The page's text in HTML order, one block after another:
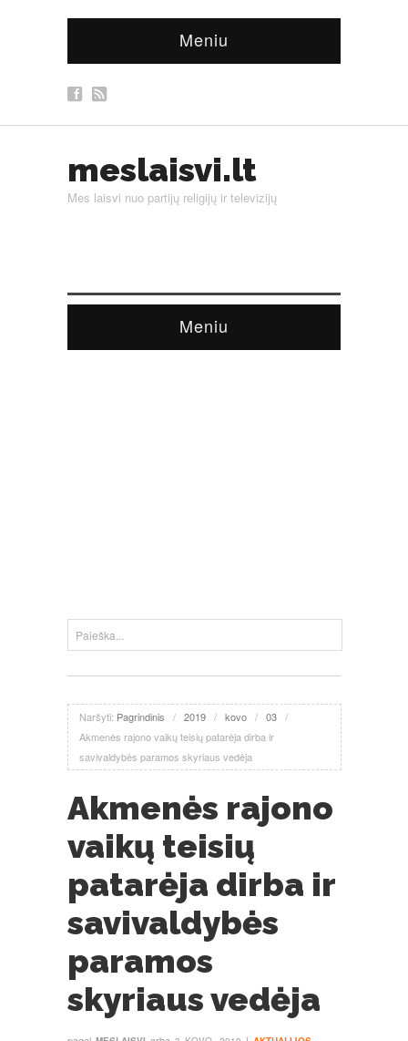
Meniu
meslaisvi.lt
Mes laisvi nuo partijų religijų ir televizijų
Meniu
Naršyti: Pagrindinis / 2019 / kovo / 03 /
Akmenės rajono vaikų teisių patarėja dirba ir
savivaldybės paramos skyriaus vedėja
Akmenės rajono
vaikų teisių
patarėja dirba ir
savivaldybės
paramos
skyriaus vedėja